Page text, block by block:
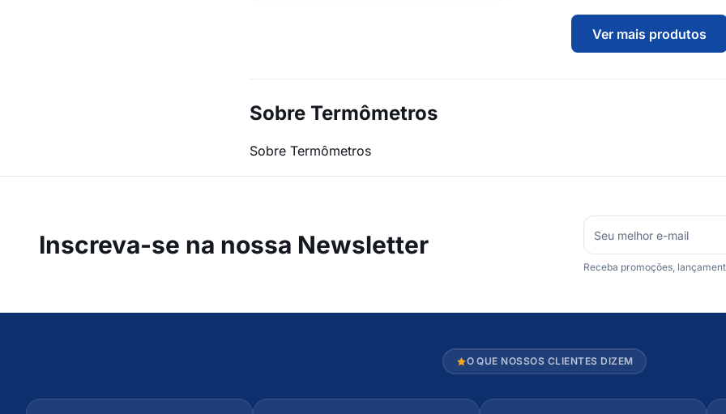
Ver mais produtos
Sobre Termômetros
Sobre Termômetros
Inscreva-se na nossa Newsletter
Receba promoções,
O QUE NOSSOS CLIENTES DIZEM